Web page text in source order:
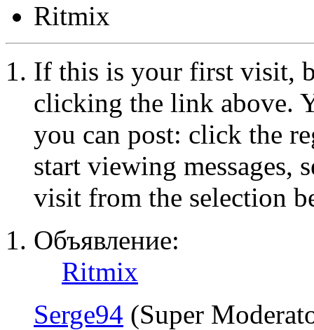
Ritmix
If this is your first visit,
clicking the link above.
you can post: click the
start viewing messages,
visit from the selection
Объявление:
Ritmix
Serge94 (Super